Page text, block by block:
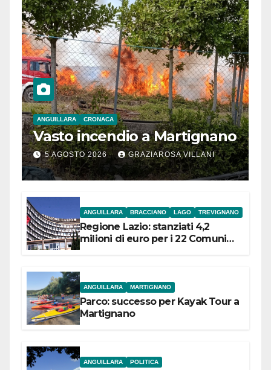
ANGUILLARA CRONACA
Vasto incendio a Martignano
5 AGOSTO 2026 GRAZIAROSA VILLANI
ANGUILLARA BRACCIANO LAGO TREVIGNANO
Regione Lazio: stanziati 4,2
milioni di euro per i 22 Comuni
ANGUILLARA MARTIGNANO
Parco: successo per Kayak Tour a
Martignano
ANGUILLARA POLITICA